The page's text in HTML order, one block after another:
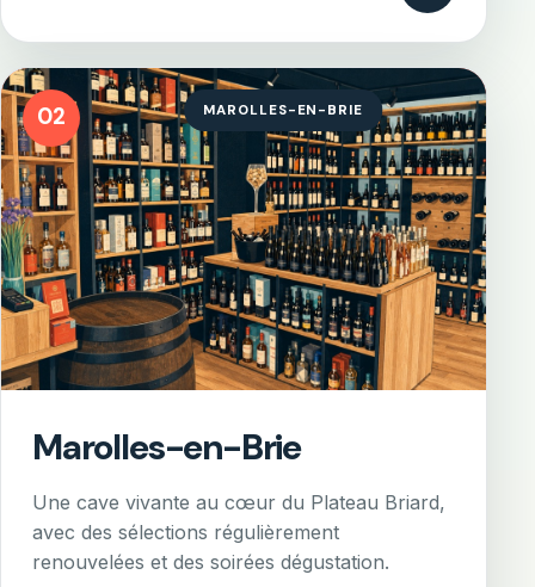
02 MAROLLES-EN-BRIE
Marolles-en-Brie
Une cave vivante au cœur du Plateau Briard,
avec des sélections régulièrement
renouvelées et des soirées dégustation.